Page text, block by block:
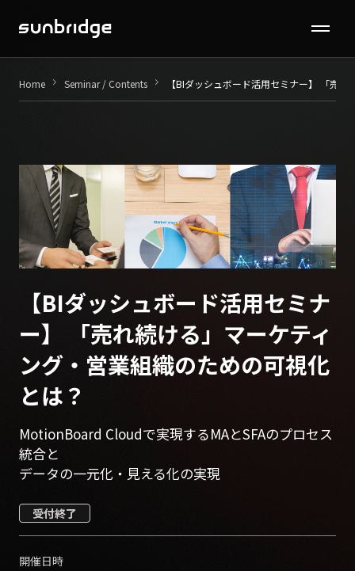
Seminar / Contents
Company
Recruit
Contact
Home keyboard_arrow_right Seminar / Contents keyboard_arrow_right 【BIダッシュボード活用セミナー】 「売
【BIダッシュボード活用セミナ
ー】
「売れ続ける」マーケティ
ング・営業組織のための可視化
とは？
MotionBoard Cloudで実現するMAとSFAのプロセス
統合と
データの一元化・見える化の実現
受付終了
開催日時